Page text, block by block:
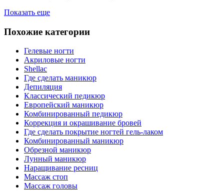
Показать еще
Похожие категории
Гелевые ногти
Акриловые ногти
Shellac
Где сделать маникюр
Депиляция
Классический педикюр
Европейский маникюр
Комбинированный педикюр
Коррекция и окрашивание бровей
Где сделать покрытие ногтей гель-лаком
Комбинированный маникюр
Обрезной маникюр
Лунный маникюр
Наращивание ресниц
Массаж стоп
Массаж головы